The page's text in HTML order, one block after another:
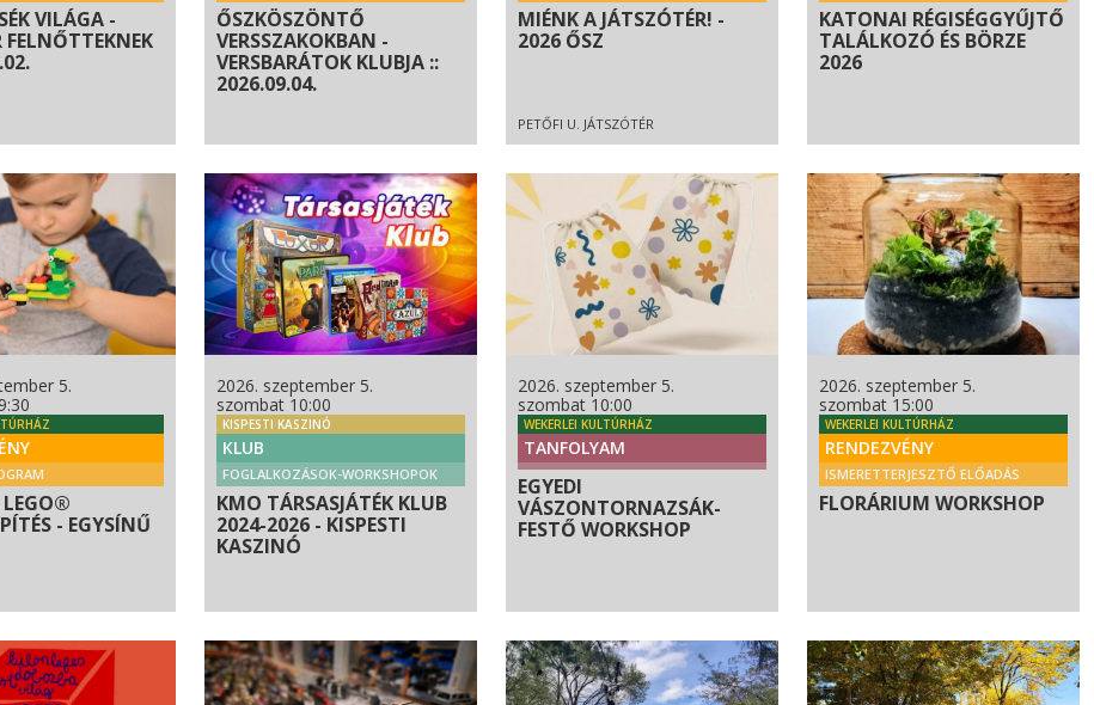
VILÁGA -
FELNŐTTEKNEK
ŐSZKÖSZÖNTŐ
VERSSZAKOKBAN -
VERSBARÁTOK KLUBJA ::
2026.09.04.
MIÉNK A JÁTSZÓTÉR! -
2026 ŐSZ
PETŐFI U. JÁTSZÓTÉR
KATONAI RÉGISÉGGYŰJTŐ
TALÁLKOZÓ ÉS BÖRZE
2026
5.
LEGO®
- EGYSÍNŰ
2026. szeptember 5.
szombat 10:00
KISPESTI KASZINÓ
KLUB
FOGLALKOZÁSOK-WORKSHOPOK
KMO TÁRSASJÁTÉK KLUB
2024-2026 - KISPESTI
KASZINÓ
2026. szeptember 5.
szombat 10:00
WEKERLEI KULTÚRHÁZ
TANFOLYAM
EGYEDI
VÁSZONTORNAZSÁK-
FESTŐ WORKSHOP
2026. szeptember 5.
szombat 15:00
WEKERLEI KULTÚRHÁZ
RENDEZVÉNY
ISMERETTERJESZTŐ ELŐADÁS
FLORÁRIUM WORKSHOP